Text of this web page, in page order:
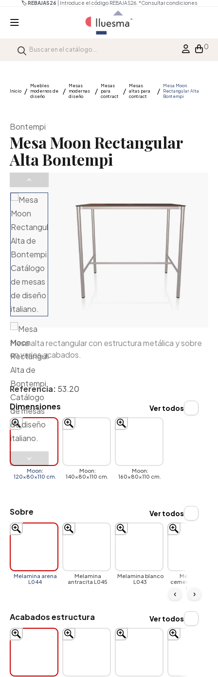
🏷️ REBAJAS26 | Introduce el código REBAJAS26. *Consultar condiciones
0
Inicio
Muebles
modernos de
diseño
Mesas
modernas
diseño
Mesas
para
contract
Mesas
altas para
contract
Mesa Moon
Rectangular Alta
Bontempi
Bontempi
Mesa Moon Rectangular
Alta Bontempi
Mesa alta rectangular con estructura metálica y sobre
en varios acabados.
Referencia: 53.20
Dimensiones
Moon:
120x80x110 cm.
Moon:
140x80x110 cm.
Moon:
160x80x110 cm.
Ver todos
Sobre
Melamina arena
L044
Melamina
antracita L045
Melamina blanco
L043
Melamina
cemento natural
L054
‹ ›
Ver todos
Acabados estructura Ver todos